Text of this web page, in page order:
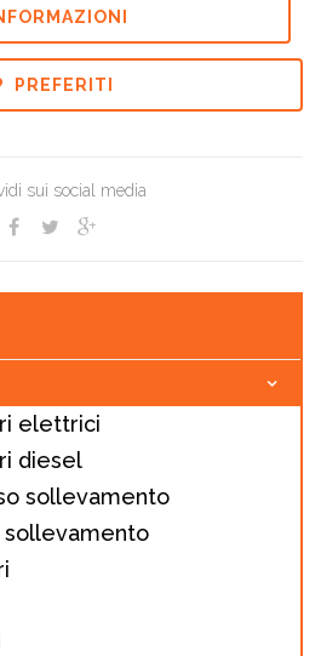
PREFERITI
sui social media
elettrici
diesel
sollevamento
sollevamento